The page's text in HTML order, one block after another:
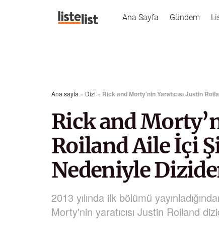
Ana Sayfa Gündem
Ana sayfa » Dizi » Rick and Morty’nin Yaratıcısı Justin
Rick and
Roiland Aile İçi
Nedeniyle
2013 yılında ilk bölümü
Morty'nin yaratıcısı Justin Roiland